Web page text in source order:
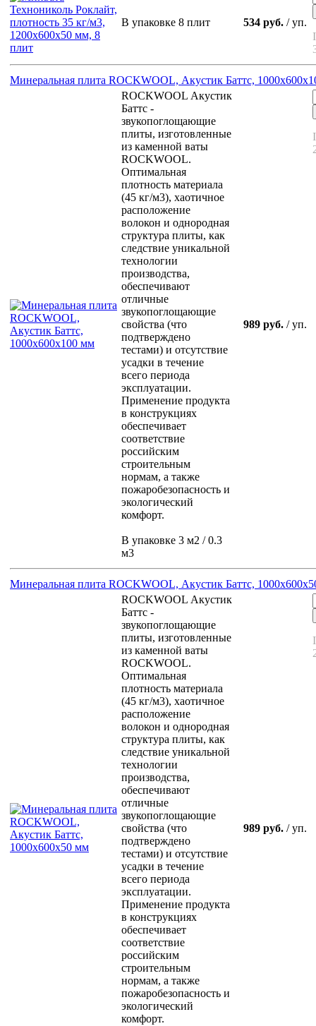
В упаковке 8 плит 534 руб. / уп.
Минеральная плита ROCKWOOL, Акустик Баттс,
ROCKWOOL Акустик
Баттс -
звукопоглощающие
плиты, изготовленные
из каменной ваты
ROCKWOOL.
Оптимальная
плотность материала
(45 кг/м3), хаотичное
расположение
волокон и однородная
структура плиты, как
следствие уникальной
технологии
производства,
обеспечивают
отличные
звукопоглощающие
свойства (что
подтверждено
тестами) и отсутствие
усадки в течение
всего периода
эксплуатации.
Применение продукта
в конструкциях
обеспечивает
соответствие
российским
строительным
нормам, а также
пожаробезопасность и
экологический
комфорт.
В упаковке 3 м2 / 0.3
м3
989 руб. / уп.
Минеральная плита ROCKWOOL, Акустик Баттс,
ROCKWOOL Акустик
Баттс -
звукопоглощающие
плиты, изготовленные
из каменной ваты
ROCKWOOL.
Оптимальная
плотность материала
(45 кг/м3), хаотичное
расположение
волокон и однородная
структура плиты, как
следствие уникальной
технологии
производства,
обеспечивают
отличные
звукопоглощающие
свойства (что
подтверждено
тестами) и отсутствие
усадки в течение
всего периода
эксплуатации.
Применение продукта
в конструкциях
обеспечивает
соответствие
российским
строительным
нормам, а также
пожаробезопасность и
экологический
комфорт.
989 руб. / уп.